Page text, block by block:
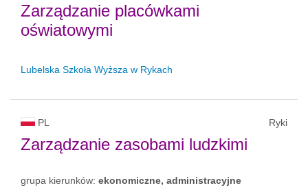
Zarządzanie placówkami
oświatowymi
Lubelska Szkoła Wyższa w Rykach
PL Ryki
Zarządzanie zasobami ludzkimi
grupa kierunków: ekonomiczne, administracyjne